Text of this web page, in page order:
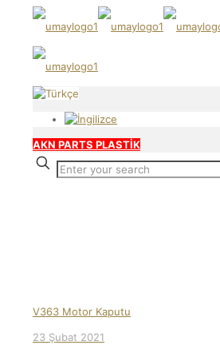
AKN PARTS PLASTİK
V363 Motor Kaputu
23 Şubat 2021